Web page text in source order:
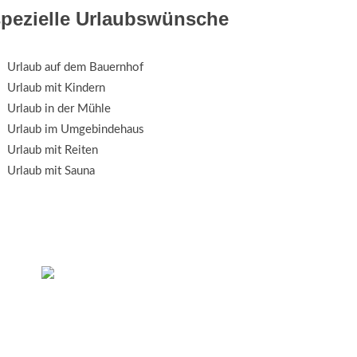
Urlaubswünsche
Urlaub auf dem Bauernhof
Urlaub mit Kindern
Urlaub in der Mühle
Urlaub im Umgebindehaus
Urlaub mit Reiten
Urlaub mit Sauna